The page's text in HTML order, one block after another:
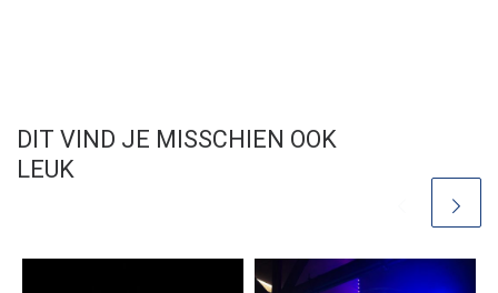
DIT VIND JE MISSCHIEN OOK
LEUK